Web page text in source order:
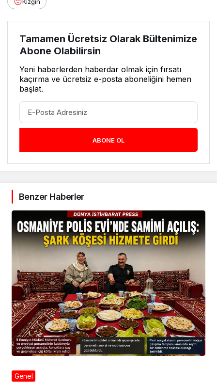
Kızgın
Tamamen Ücretsiz Olarak Bültenimize
Abone Olabilirsin
Yeni haberlerden haberdar olmak için fırsatı
kaçırma ve ücretsiz e-posta aboneliğini hemen
başlat.
ABONE OL
Benzer Haberler
Genel